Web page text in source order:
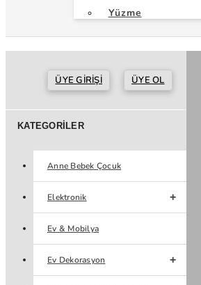
Yüzme
ÜYE GIRIŞI ÜYE OL
KATEGORILER
Anne Bebek Çocuk
Elektronik
Ev & Mobilya
Ev Dekorasyon